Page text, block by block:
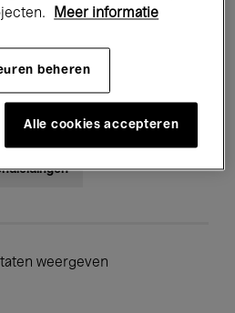
Muziek Global Music
Kids’ Palace
weergeven
Meer informatie
beheren
Alle cookies accepteren